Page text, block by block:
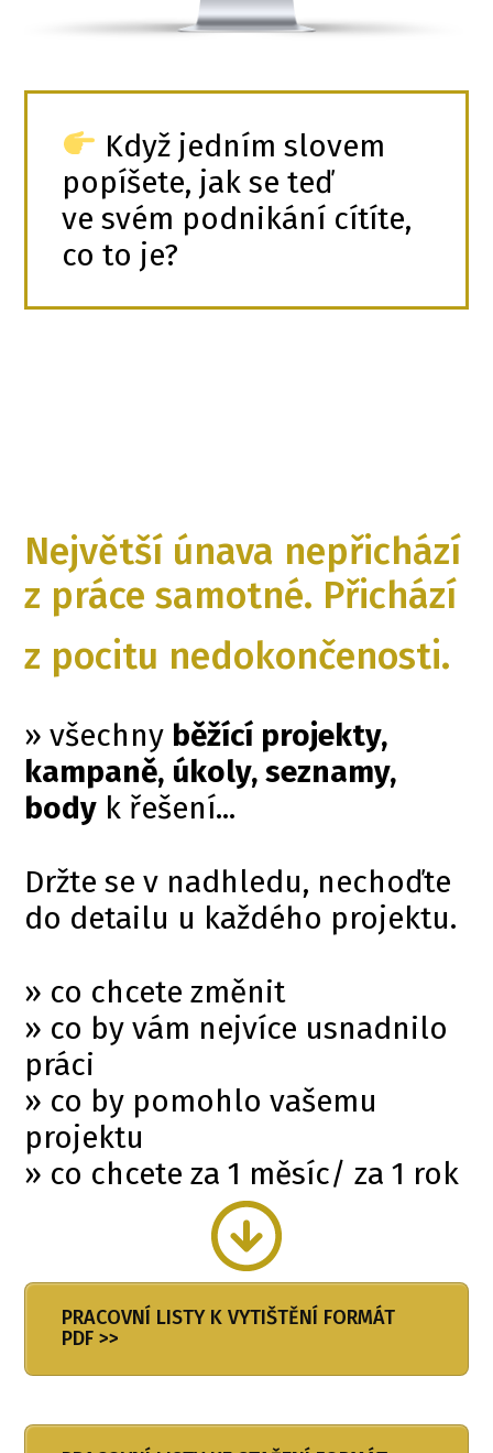
Když jedním slovem
popíšete, jak se teď
ve svém podnikání cítíte,
co to je?
Největší únava nepřichází
z práce samotné. Přichází
z pocitu nedokončenosti.
» všechny běžící projekty,
kampaně, úkoly, seznamy,
body k řešení...
Držte se v nadhledu, nechoďte
do detailu u každého projektu.
» co chcete změnit
» co by vám nejvíce usnadnilo
práci
» co by pomohlo vašemu
projektu
» co chcete za 1 měsíc/ za 1 rok
PRACOVNÍ LISTY K VYTIŠTĚNÍ FORMÁT
PDF >>